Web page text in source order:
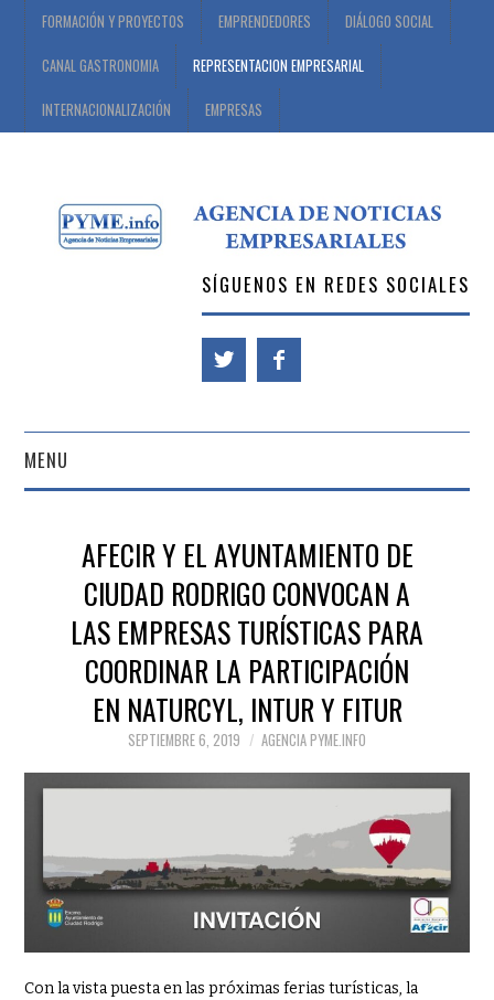
FORMACIÓN Y PROYECTOS EMPRENDEDORES DIÁLOGO SOCIAL
CANAL GASTRONOMIA REPRESENTACION EMPRESARIAL
INTERNACIONALIZACIÓN EMPRESAS
SÍGUENOS EN REDES SOCIALES
MENU
AFECIR Y EL AYUNTAMIENTO DE
CIUDAD RODRIGO CONVOCAN A
LAS EMPRESAS TURÍSTICAS PARA
COORDINAR LA PARTICIPACIÓN
EN NATURCYL, INTUR Y FITUR
SEPTIEMBRE 6, 2019 AGENCIA PYME.INFO
Con la vista puesta en las próximas ferias turísticas, la